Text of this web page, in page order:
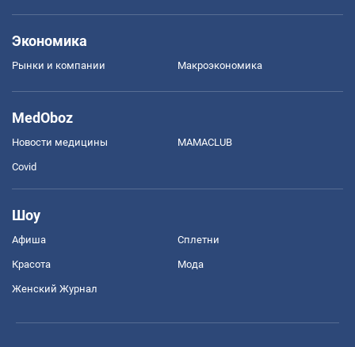
Экономика
Рынки и компании Mакроэкономика
MedOboz
Новости медицины MAMACLUB
Covid
Шоу
Афиша Сплетни
Красота Мода
Женский Журнал